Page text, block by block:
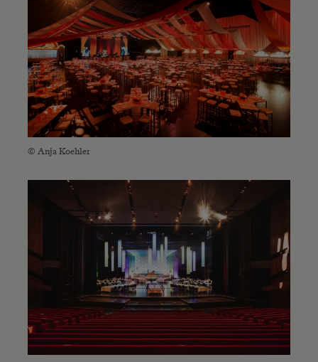
© Anja Koehler